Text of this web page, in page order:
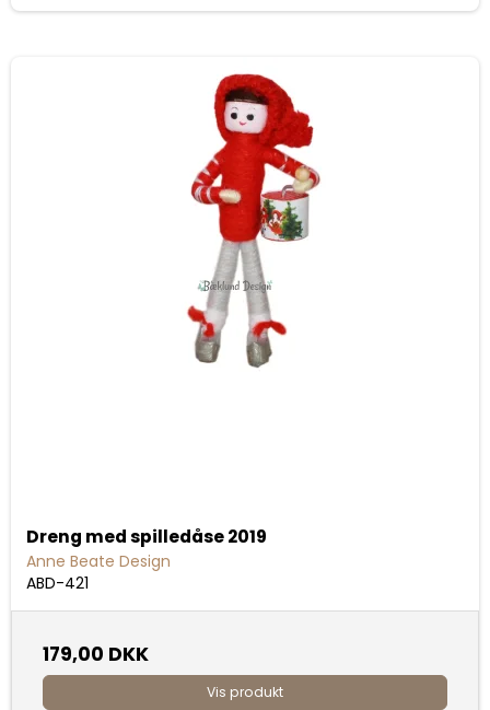
Dreng med spilledåse 2019
Anne Beate Design
ABD-421
179,00 DKK
Vis produkt